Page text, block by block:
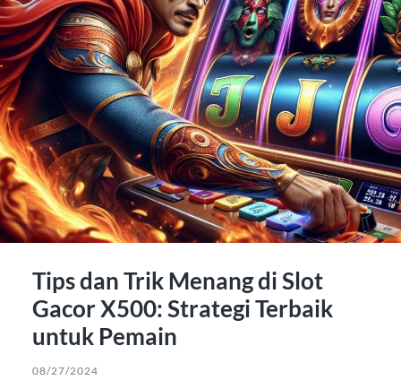
Tips dan Trik Menang di Slot
Gacor X500: Strategi Terbaik
untuk Pemain
08/27/2024